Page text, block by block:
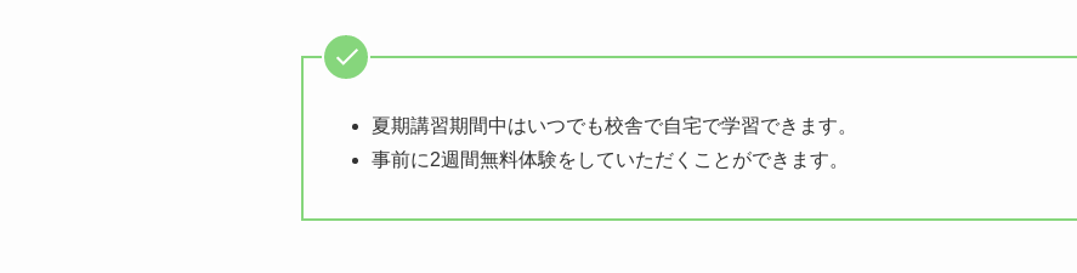
夏期講習期間中はいつでも校舎で自宅で学習できます。
事前に2週間無料体験をしていただくことができます。